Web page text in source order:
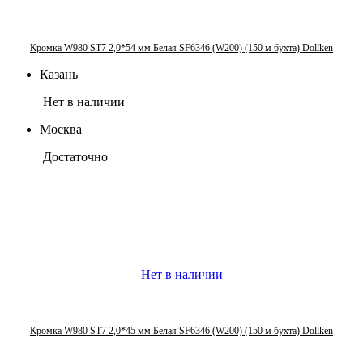
Кромка W980 ST7 2,0*54 мм Белая SF6346 (W200) (150 м бухта) Dollken
Казань
Нет в наличии
Москва
Достаточно
Нет в наличии
Кромка W980 ST7 2,0*45 мм Белая SF6346 (W200) (150 м бухта) Dollken